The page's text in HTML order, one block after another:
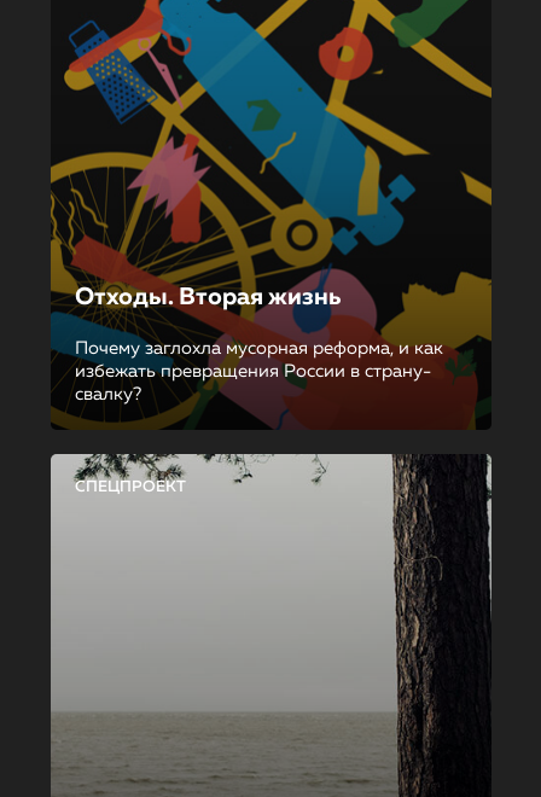
Отходы. Вторая жизнь
Почему заглохла мусорная реформа, и как
избежать превращения России в страну-
свалку?
СПЕЦПРОЕКТ